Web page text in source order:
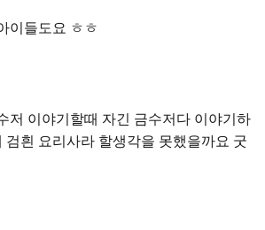
이들도요 ㅎㅎ
저 이야기할때 자긴 금수저다 이야기하
검흰 요리사라 할생각을 못했을까요 굿